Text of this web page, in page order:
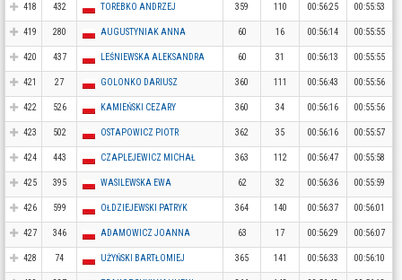
418 432 TOREBKO ANDRZEJ 359 110 00:56:25 00:55:53
419 280 AUGUSTYNIAK ANNA 60 16 00:56:14 00:55:55
420 437 LEŚNIEWSKA ALEKSANDRA 60 31 00:56:13 00:55:55
421 27 GOLONKO DARIUSZ 360 111 00:56:43 00:55:56
422 526 KAMIEŃSKI CEZARY 360 34 00:56:16 00:55:56
423 502 OSTAPOWICZ PIOTR 362 35 00:56:16 00:55:57
424 443 CZAPLEJEWICZ MICHAŁ 363 112 00:56:47 00:55:58
425 395 WASILEWSKA EWA 62 32 00:56:36 00:55:59
426 599 OŁDZIEJEWSKI PATRYK 364 140 00:56:37 00:56:01
427 346 ADAMOWICZ JOANNA 63 17 00:56:29 00:56:07
428 74 UŻYŃSKI BARTŁOMIEJ 365 141 00:56:33 00:56:10